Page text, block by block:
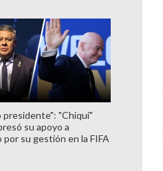
presidente": "Chiqui"
su apoyo a
su gestión en la FIFA